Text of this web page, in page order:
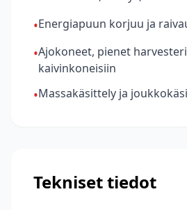
•Energiapuun korjuu ja
•Ajokoneet, pienet
kaivinkoneisiin
•Massakäsittely ja
Tekniset tiedot